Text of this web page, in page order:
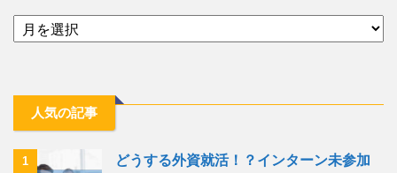
人気の記事
1
どうする外資就活！？インターン未参加